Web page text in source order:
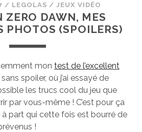
/ LEGOLAS /JEUX VIDÉO
ZERO DAWN, MES
PHOTOS (SPOILERS)
mon test de l’excellent
sans spoiler, où j’ai essayé de
les trucs cool du jeu que
par vous-même ! C’est pour ça
à part qui cette fois est bourré de
!